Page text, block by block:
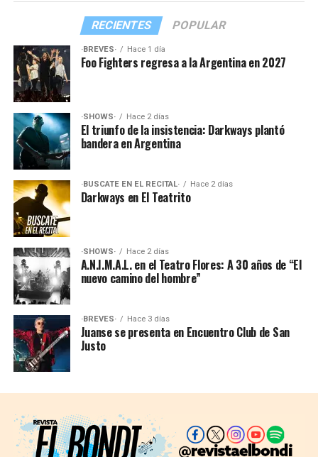
RECIENTES POPULAR
·BREVES· Hace 1 día
Foo Fighters regresa a la Argentina en 2027
·SHOWS· Hace 2 días
El triunfo de la insistencia: Darkways plantó
bandera en Argentina
·BUSCATE EN EL RECITAL· Hace 2 días
Darkways en El Teatrito
·SHOWS· Hace 2 días
A.N.I.M.A.L. en el Teatro Flores: A 30 años de “El
nuevo camino del hombre”
·BREVES· Hace 3 días
Juanse se presenta en Encuentro Club de San
Justo